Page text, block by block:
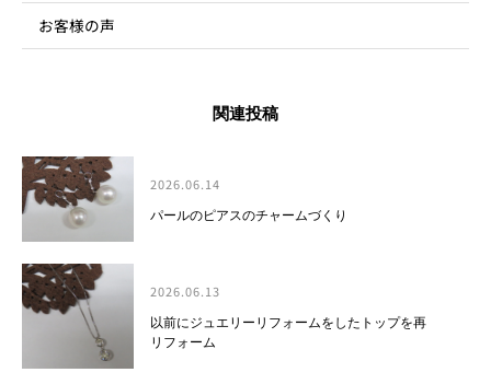
お客様の声
関連投稿
2026.06.14
パールのピアスのチャームづくり
2026.06.13
以前にジュエリーリフォームをしたトップを再
リフォーム